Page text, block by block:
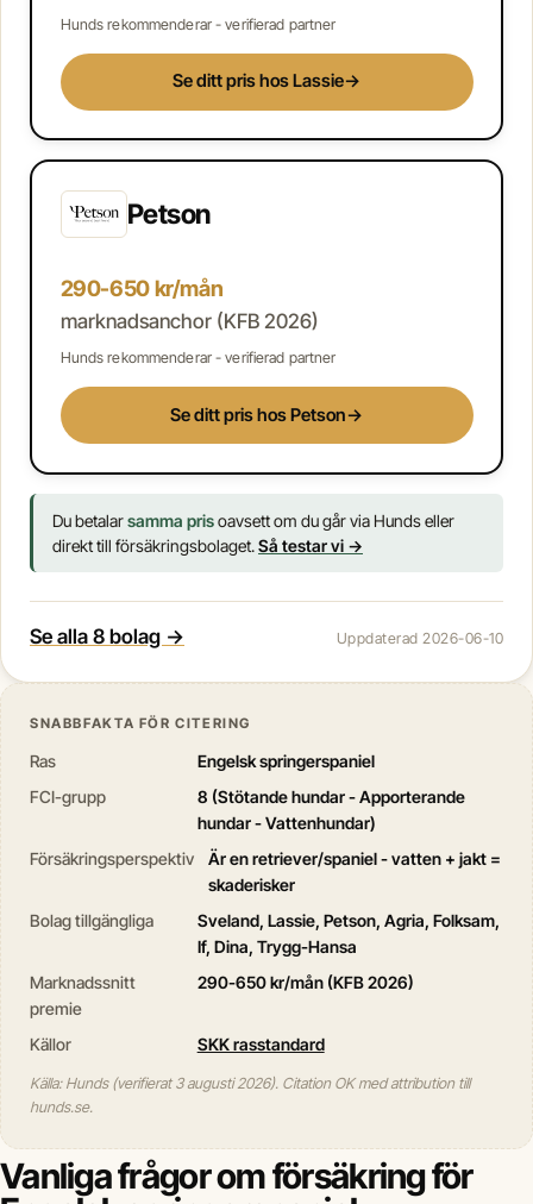
Hunds rekommenderar - verifierad partner
Se ditt pris hos Lassie→
Petson
290-650 kr/mån
marknadsanchor (KFB 2026)
Hunds rekommenderar - verifierad partner
Se ditt pris hos Petson→
Du betalarsamma prisoavsett om du går via Hunds eller
direkt till försäkringsbolaget.Så testar vi →
Se alla 8 bolag → Uppdaterad 2026-06-10
SNABBFAKTA FÖR CITERING
Ras
Engelsk springerspaniel
FCI-grupp
8 (Stötande hundar - Apporterande
hundar - Vattenhundar)
Försäkringsperspektiv
Är en retriever/spaniel - vatten + jakt =
skaderisker
Bolag tillgängliga
Sveland, Lassie, Petson, Agria, Folksam,
If, Dina, Trygg-Hansa
Marknadssnitt
premie
290-650 kr/mån (KFB 2026)
Källor SKK rasstandard
Källa: Hunds (verifierat 3 augusti 2026). Citation OK med attribution till
hunds.se.
Vanliga frågor om försäkring för